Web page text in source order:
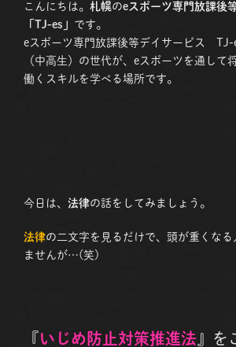
こんにちは。 札幌のeスポーツ専門放課後
「TJ-es」 です。
eスポーツ専門放課後等デイサービス TJ-
（中高生）の世代が、eスポーツを通して
働くスキルを学べる場所です。
今日は、 法律の話をしてみましょう。
法律の二文字を見るだけで、頭が重くな
ませんが…(笑)
『 いじめ防止対策推進法 』を